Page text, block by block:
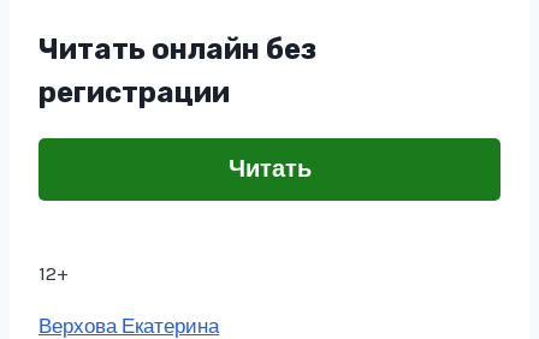
Читать онлайн без
регистрации
Читать
12+
Метки
Верхова Екатерина